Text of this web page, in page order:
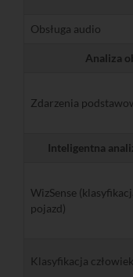
Obsługa audio
Analiza
Zdarzenia
Inteligentna
WizSense
pojazd)
Klasyfikacja